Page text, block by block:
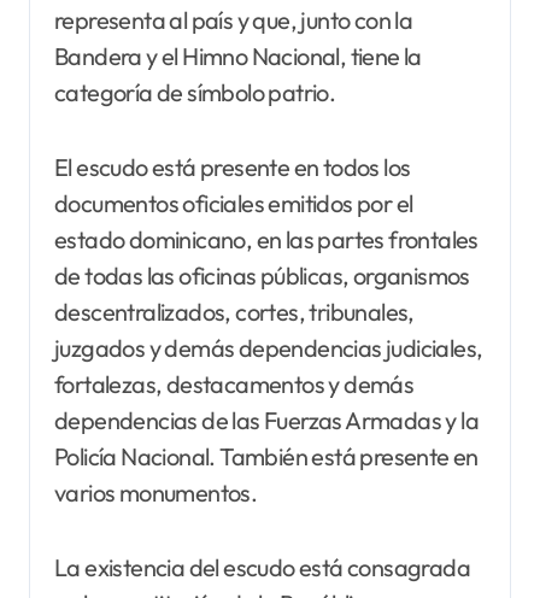
representa al país y que, junto con la
Bandera y el Himno Nacional, tiene la
categoría de símbolo patrio.
El escudo está presente en todos los
documentos oficiales emitidos por el
estado dominicano, en las partes frontales
de todas las oficinas públicas, organismos
descentralizados, cortes, tribunales,
juzgados y demás dependencias judiciales,
fortalezas, destacamentos y demás
dependencias de las Fuerzas Armadas y la
Policía Nacional. También está presente en
varios monumentos.
La existencia del escudo está consagrada